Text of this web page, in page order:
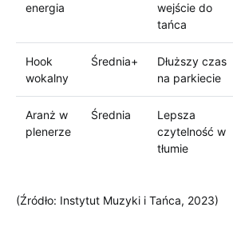
energia
wejście do
tańca
Hook
wokalny
Średnia+
Dłuższy czas
na parkiecie
Aranż w
plenerze
Średnia
Lepsza
czytelność w
tłumie
(Źródło: Instytut Muzyki i Tańca, 2023)